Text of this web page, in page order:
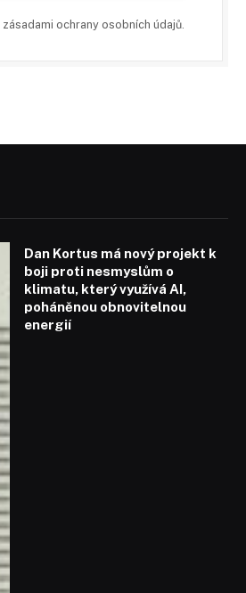
zásadami ochrany osobních údajů.
Dan Kortus má nový projekt k
boji proti nesmyslům o
klimatu, který využívá AI,
poháněnou obnovitelnou
energií